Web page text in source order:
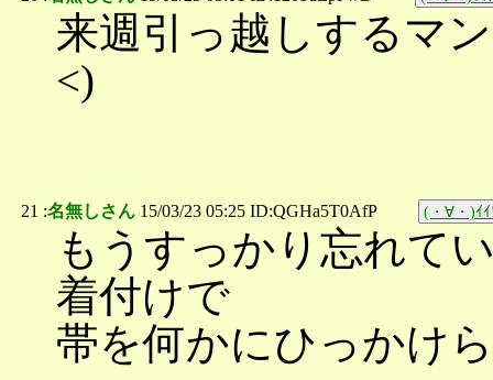
来週引っ越しするマ
<)
21 :名無しさん 15/03/23 05:25 ID:QGHa5T0AfP (・∀・)ｲ
もうすっかり忘れて
着付けで
帯を何かにひっかけ